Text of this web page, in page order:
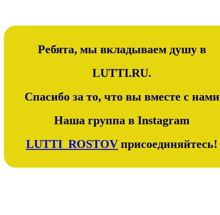
Ребята, мы вкладываем душу в
LUTTI.RU.
Спасибо за то, что вы вместе с нами
Наша группа в Instagram
LUTTI_ROSTOV присоединяйтесь!